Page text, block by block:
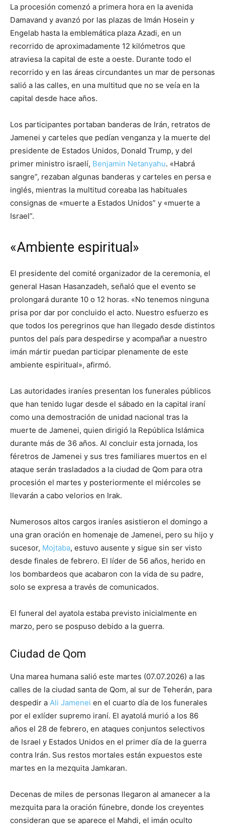
La procesión comenzó a primera hora en la avenida
Damavand y avanzó por las plazas de Imán Hosein y
Engelab hasta la emblemática plaza Azadi, en un
recorrido de aproximadamente 12 kilómetros que
atraviesa la capital de este a oeste. Durante todo el
recorrido y en las áreas circundantes un mar de personas
salió a las calles, en una multitud que no se veía en la
capital desde hace años.
Los participantes portaban banderas de Irán, retratos de
Jamenei y carteles que pedían venganza y la muerte del
presidente de Estados Unidos, Donald Trump, y del
primer ministro israelí, Benjamin Netanyahu. «Habrá
sangre”, rezaban algunas banderas y carteles en persa e
inglés, mientras la multitud coreaba las habituales
consignas de «muerte a Estados Unidos” y «muerte a
Israel”.
«Ambiente espiritual»
El presidente del comité organizador de la ceremonia, el
general Hasan Hasanzadeh, señaló que el evento se
prolongará durante 10 o 12 horas. «No tenemos ninguna
prisa por dar por concluido el acto. Nuestro esfuerzo es
que todos los peregrinos que han llegado desde distintos
puntos del país para despedirse y acompañar a nuestro
imán mártir puedan participar plenamente de este
ambiente espiritual», afirmó.
Las autoridades iraníes presentan los funerales públicos
que han tenido lugar desde el sábado en la capital iraní
como una demostración de unidad nacional tras la
muerte de Jamenei, quien dirigió la República Islámica
durante más de 36 años. Al concluir esta jornada, los
féretros de Jamenei y sus tres familiares muertos en el
ataque serán trasladados a la ciudad de Qom para otra
procesión el martes y posteriormente el miércoles se
llevarán a cabo velorios en Irak.
Numerosos altos cargos iraníes asistieron el domingo a
una gran oración en homenaje de Jamenei, pero su hijo y
sucesor, Mojtaba, estuvo ausente y sigue sin ser visto
desde finales de febrero. El líder de 56 años, herido en
los bombardeos que acabaron con la vida de su padre,
solo se expresa a través de comunicados.
El funeral del ayatola estaba previsto inicialmente en
marzo, pero se pospuso debido a la guerra.
Ciudad de Qom
Una marea humana salió este martes (07.07.2026) a las
calles de la ciudad santa de Qom, al sur de Teherán, para
despedir a Ali Jamenei en el cuarto día de los funerales
por el exlíder supremo iraní. El ayatolá murió a los 86
años el 28 de febrero, en ataques conjuntos selectivos
de Israel y Estados Unidos en el primer día de la guerra
contra Irán. Sus restos mortales están expuestos este
martes en la mezquita Jamkaran.
Decenas de miles de personas llegaron al amanecer a la
mezquita para la oración fúnebre, donde los creyentes
consideran que se aparece el Mahdi, el imán oculto